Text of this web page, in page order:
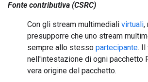
Fonte contributiva (CSRC)
Con gli stream multimediali virtuali,
presupporre che uno stream
sempre allo stesso partecipante. Il
nell'intestazione di ogni pacchetto
vera origine del pacchetto.